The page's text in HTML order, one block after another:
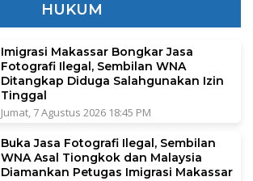
HUKUM
Imigrasi Makassar Bongkar Jasa
Fotografi Ilegal, Sembilan WNA
Ditangkap Diduga Salahgunakan Izin
Tinggal
Jumat, 7 Agustus 2026 18:45 PM
Buka Jasa Fotografi Ilegal, Sembilan
WNA Asal Tiongkok dan Malaysia
Diamankan Petugas Imigrasi Makassar